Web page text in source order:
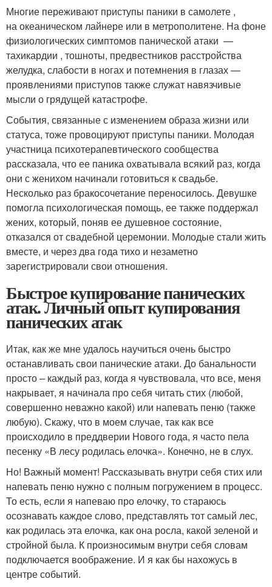
Многие переживают приступы паники в самолете ,
на океаническом лайнере или в метрополитене. На фоне
физиологических симптомов панической атаки —
тахикардии , тошноты, предвестников расстройства
желудка, слабости в ногах и потемнения в глазах —
проявлениями приступов также служат навязчивые
мысли о грядущей катастрофе.
События, связанные с изменением образа жизни или
статуса, тоже провоцируют приступы паники. Молодая
участница психотерапевтического сообщества
рассказала, что ее паника охватывала всякий раз, когда
они с женихом начинали готовиться к свадьбе.
Несколько раз бракосочетание переносилось. Девушке
помогла психологическая помощь, ее также поддержал
жених, который, поняв ее душевное состояние,
отказался от свадебной церемонии. Молодые стали жить
вместе, и через два года тихо и незаметно
зарегистрировали свои отношения.
Быстрое купирование панических
атак. Личный опыт купирования
панических атак
Итак, как же мне удалось научиться очень быстро
останавливать свои панические атаки. До банальности
просто – каждый раз, когда я чувствовала, что все, меня
накрывает, я начинала про себя читать стих (любой,
совершенно неважно какой) или напевать пеню (также
любую). Скажу, что в моем случае, так как все
происходило в преддверии Нового года, я часто пела
песенку «В лесу родилась елочка». Конечно, не в слух.
Но! Важный момент! Рассказывать внутри себя стих или
напевать пеню нужно с полным погружением в процесс.
То есть, если я напеваю про елочку, то стараюсь
осознавать каждое слово, представлять тот самый лес,
как родилась эта елочка, как она росла, какой зеленой и
стройной была. К произносимым внутри себя словам
подключается воображение. И я как бы нахожусь в
центре событий.